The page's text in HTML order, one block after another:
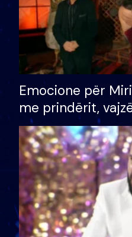
Emocione për
me prindërit,
bashkëshorten:
divorci apo jo?